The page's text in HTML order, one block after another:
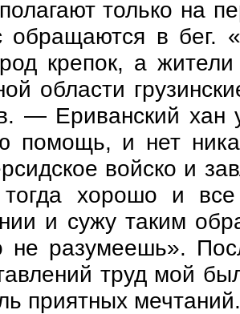
только на
обращаются в
крепок, а
области
— Ериванский хан
помощь, и нет
войско и
тогда хорошо и
и сужу таким
не разумеешь».
труд мой
приятных мечтаний.